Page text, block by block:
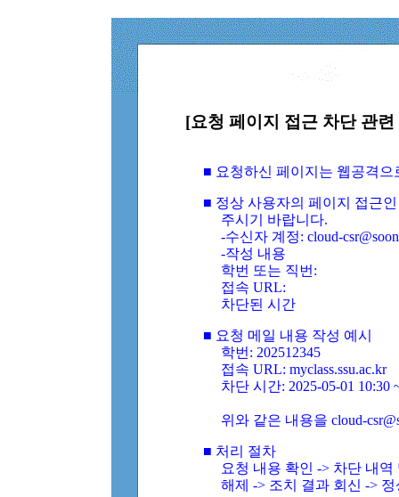
[요청 페이지 접근 차단 관
■ 요청하신 페이지는 웹공격
■ 정상 사용자의 페이지 접근
주시기 바랍니다.
-수신자 계정: cloud-
-작성 내용
학번 또는 직번:
접속 URL:
차단된 시간
■ 요청 메일 내용 작성 예시
학번: 202512345
접속 URL: myclass.ssu.ac.kr
차단 시간: 2025-05-01 10:30
위와 같은 내용을 cloud-
■ 처리 절차
요청 내용 확인 -> 차단 내
해제 -> 조치 결과 회신 ->